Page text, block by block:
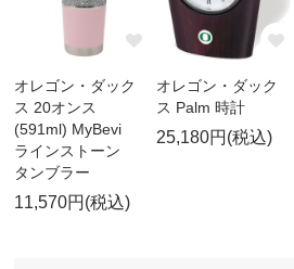
オレゴン・ダック
ス 20オンス
(591ml) MyBevi
ラインストーン
タンブラー
11,570円(税込)
オレゴン・ダック
ス Palm 時計
25,180円(税込)